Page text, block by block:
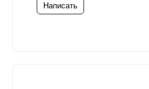
Написать